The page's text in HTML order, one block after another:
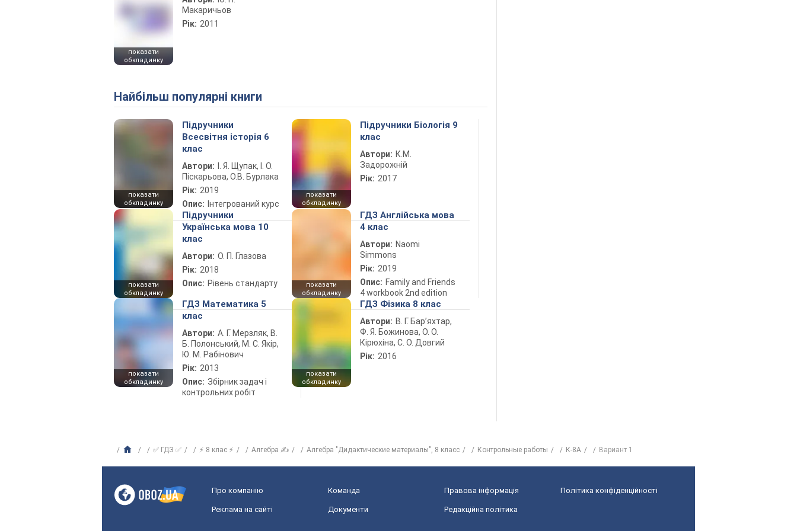
показати
обкладинку
Макаричьов
Рік: 2011
Найбільш популярні книги
показати
обкладинку
Підручники
Всесвітня історія 6
клас
Автори:
І. Я. Щупак, І. О.
Піскарьова, О.В. Бурлака
Рік: 2019
Опис: Інтегрований курс
показати
обкладинку
Підручники Біологія 9
клас
Автори: К.М.
Задорожній
Рік: 2017
показати
обкладинку
Підручники
Українська мова 10
клас
Автори: О. П. Глазова
Рік: 2018
Опис: Рівень стандарту
показати
обкладинку
ГДЗ Англійська мова
4 клас
Автори: Naomi
Simmons
Рік: 2019
Опис: Family and Friends
4 workbook 2nd edition
показати
обкладинку
ГДЗ Математика 5
клас
Автори: А. Г. Мерзляк, В.
Б. Полонський, М. С. Якір,
Ю. М. Рабінович
Рік: 2013
Опис: Збірник задач і
контрольних робіт
показати
обкладинку
ГДЗ Фізика 8 клас
Автори: В. Г. Бар’яхтар,
Ф. Я. Божинова, О. О.
Кірюхіна, С. О. Довгий
Рік: 2016
✅ ГДЗ ✅ ⚡ 8 клас ⚡ Алгебра ✍ Алгебра "Дидактические материалы", 8 класс Контрольные работы К-8А Вариант 1
Про компанію Команда Правова інформація Політика конфіденційності
Реклама на сайті Документи Редакційна політика